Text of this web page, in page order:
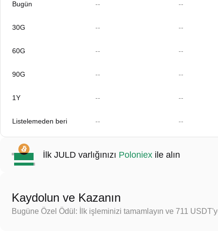
Bugün -- --
30G -- --
60G -- --
90G -- --
1Y -- --
Listelemeden beri -- --
İlk JULD varlığınızı Poloniex ile alın
Kaydolun ve Kazanın
Bugüne Özel Ödül: İlk işleminizi tamamlayın ve 711